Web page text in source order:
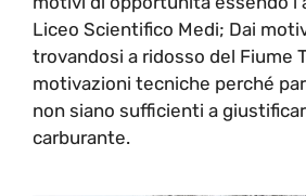
Liceo Scientifico Medi; Dai
trovandosi a ridosso del Fiume
motivazioni tecniche perché
non siano sufficienti a
carburante.